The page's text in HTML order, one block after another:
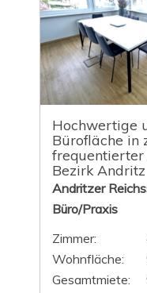
Hochwertige
Bürofläche in
Bezirk Andritz
Andritzer
Büro/Praxis
Zimmer:
Wohnfläche:
Gesamtmiete: